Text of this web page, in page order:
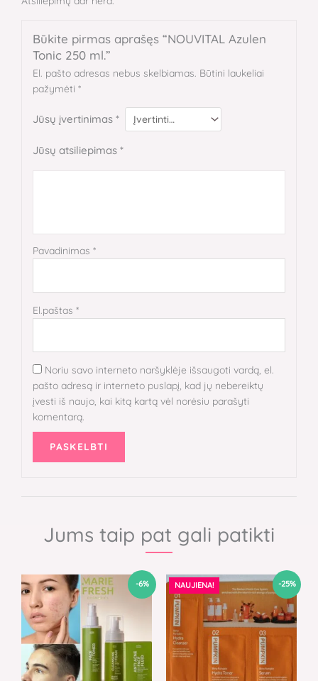
Būkite pirmas aprašęs “NOUVITAL Azulen
Tonic 250 ml.”
El. pašto adresas nebus skelbiamas. Būtini laukeliai
pažymėti *
Jūsų įvertinimas *
Jūsų atsiliepimas *
Pavadinimas *
El.paštas *
Noriu savo interneto naršyklėje išsaugoti vardą, el.
pašto adresą ir interneto puslapį, kad jų nebereiktų
įvesti iš naujo, kai kitą kartą vėl norėsiu parašyti
komentarą.
Jums taip pat gali patikti
-6%
Original
price
was:
79,00 €.
Current
price
is:
74,00 €.
-25%
NAUJIENA!Original
price
was:
4,00 €.
Current
price
is:
3,00 €.